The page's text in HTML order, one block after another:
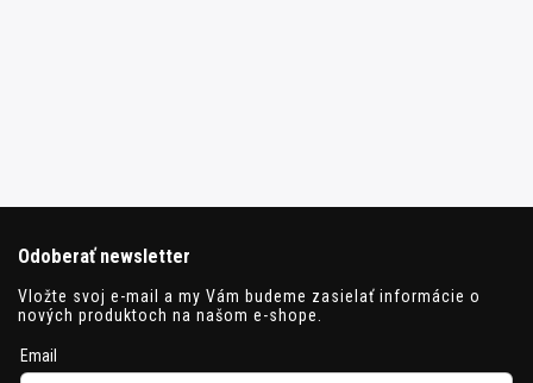
Odoberať newsletter
Vložte svoj e-mail a my Vám budeme zasielať informácie o
nových produktoch na našom e-shope.
Email